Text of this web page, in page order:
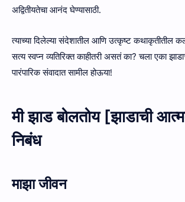
अद्वितीयतेचा आनंद घेण्यासाठी.
त्याच्या दिलेल्या संदेशातील आणि उत्कृष्ट कथाकृतीतील
सत्य स्वप्न व्यतिरिक्त काहीतरी असतं का? चला एका
पारंपारिक संवादात सामील होऊया!
मी झाड बोलतोय [झाडाची
निबंध
माझा जीवन